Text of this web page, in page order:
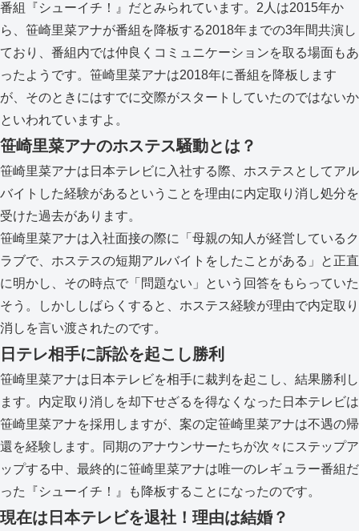
番組『シューイチ！』だとみられています。2人は2015年か
ら、笹崎里菜アナが番組を降板する2018年までの3年間共演し
ており、番組内では仲良くコミュニケーションを取る場面もあ
ったようです。笹崎里菜アナは2018年に番組を降板します
が、そのときにはすでに交際がスタートしていたのではないか
といわれていますよ。
笹崎里菜アナのホステス騒動とは？
笹崎里菜アナは日本テレビに入社する際、ホステスとしてアル
バイトした経験があるということを理由に内定取り消し処分を
受けた過去があります。
笹崎里菜アナは入社面接の際に「母親の知人が経営しているク
ラブで、ホステスの短期アルバイトをしたことがある」と正直
に明かし、その時点で「問題ない」という回答をもらっていた
そう。しかししばらくすると、ホステス経験が理由で内定取り
消しを言い渡されたのです。
日テレ相手に訴訟を起こし勝利
笹崎里菜アナは日本テレビを相手に裁判を起こし、結果勝利し
ます。内定取り消しを却下せざるを得なくなった日本テレビは
笹崎里菜アナを採用しますが、案の定笹崎里菜アナは不遇の帰
還を経験します。同期のアナウンサーたちが次々にステップア
ップする中、最終的に笹崎里菜アナは唯一のレギュラー番組だ
った『シューイチ！』も降板することになったのです。
現在は日本テレビを退社！理由は結婚？